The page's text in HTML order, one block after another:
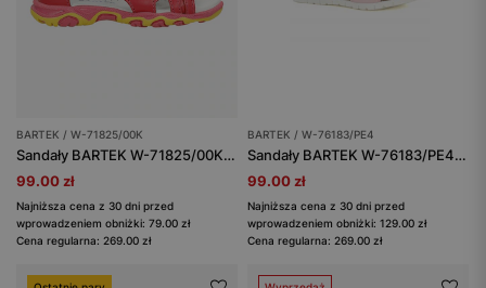
BARTEK / W-71825/00K
Sandały BARTEK W-71825/00K, dla dziewcząt, różowy
99.00 zł
Najniższa cena z 30 dni przed
wprowadzeniem obniżki: 79.00 zł
Cena regularna: 269.00 zł
BARTEK / W-76183/PE4
Sandały BARTEK W-76183/PE4, dla dziewcząt, różowy
99.00 zł
Najniższa cena z 30 dni przed
wprowadzeniem obniżki: 129.00 zł
Cena regularna: 269.00 zł